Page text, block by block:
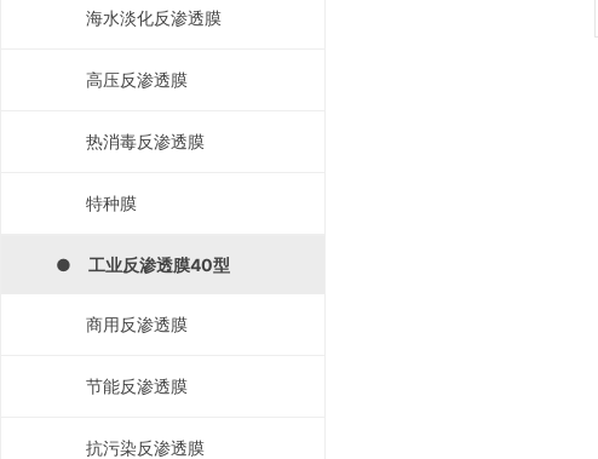
海水淡化反渗透膜
高压反渗透膜
热消毒反渗透膜
特种膜
● 工业反渗透膜40型
商用反渗透膜
节能反渗透膜
抗污染反渗透膜